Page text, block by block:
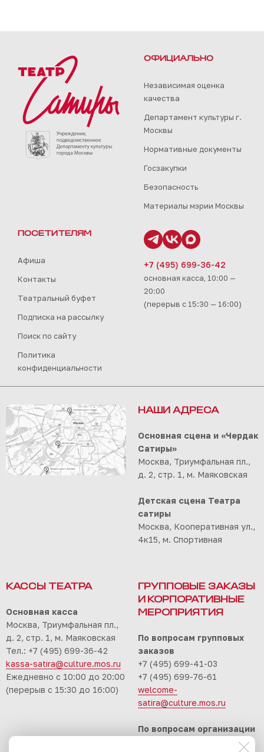
ОФИЦИАЛЬНО
Независимая оценка
качества
Департамент культуры г.
Москвы
Нормативные документы
Госзакупки
Безопасность
Материалы мэрии Москвы
ПОСЕТИТЕЛЯМ
Афиша
Контакты
Театральный буфет
Подписка на рассылку
Поиск по сайту
Политика
конфиденциальности
+7 (495) 699-36-42
основная касса, 10:00 —
20:00
(перерыв с 15:30 — 16:00)
НАШИ АДРЕСА
Основная сцена и «Чердак
Сатиры»
Москва, Триумфальная пл.,
д. 2, стр. 1, м. Маяковская
Детская сцена Театра
сатиры
Москва, Кооперативная ул.,
4к15, м. Спортивная
КАССЫ ТЕАТРА
Основная касса
Москва, Триумфальная пл.,
д. 2, стр. 1, м. Маяковская
Тел.: +7 (495) 699-36-42
kassa-satira@culture.mos.ru
Ежедневно с 10:00 до 20:00
(перерыв с 15:30 до 16:00)
ГРУППОВЫЕ ЗАКАЗЫ
И КОРПОРАТИВНЫЕ
МЕРОПРИЯТИЯ
По вопросам групповых
заказов
+7 (495) 699-41-03
+7 (495) 699-76-61
welcome-
satira@culture.mos.ru
По вопросам организации